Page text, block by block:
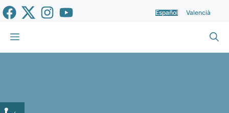
Saltar
al
contenido
Español Valencià
Menú